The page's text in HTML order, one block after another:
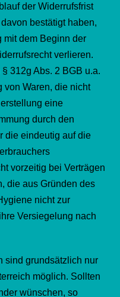
der Widerrufsfrist
bestätigt haben,
mit dem Beginn der
verlieren.
312g Abs. 2 BGB u.a.
von Waren, die nicht
eine
durch den
die eindeutig auf die
vorzeitig bei Verträgen
die aus Gründen des
nicht zur
Versiegelung nach
sind grundsätzlich nur
möglich. Sollten
wünschen, so